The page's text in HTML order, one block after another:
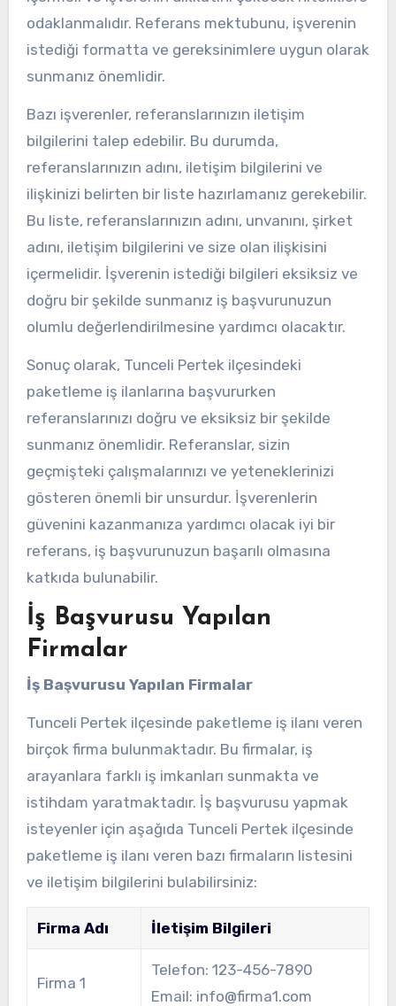
odaklanmalıdır. Referans mektubunu, işverenin
istediği formatta ve gereksinimlere uygun olarak
sunmanız önemlidir.
Bazı işverenler, referanslarınızın iletişim
bilgilerini talep edebilir. Bu durumda,
referanslarınızın adını, iletişim bilgilerini ve
ilişkinizi belirten bir liste hazırlamanız gerekebilir.
Bu liste, referanslarınızın adını, unvanını, şirket
adını, iletişim bilgilerini ve size olan ilişkisini
içermelidir. İşverenin istediği bilgileri eksiksiz ve
doğru bir şekilde sunmanız iş başvurunuzun
olumlu değerlendirilmesine yardımcı olacaktır.
Sonuç olarak, Tunceli Pertek ilçesindeki
paketleme iş ilanlarına başvururken
referanslarınızı doğru ve eksiksiz bir şekilde
sunmanız önemlidir. Referanslar, sizin
geçmişteki çalışmalarınızı ve yeteneklerinizi
gösteren önemli bir unsurdur. İşverenlerin
güvenini kazanmanıza yardımcı olacak iyi bir
referans, iş başvurunuzun başarılı olmasına
katkıda bulunabilir.
İş Başvurusu Yapılan
Firmalar
İş Başvurusu Yapılan Firmalar
Tunceli Pertek ilçesinde paketleme iş ilanı veren
birçok firma bulunmaktadır. Bu firmalar, iş
arayanlara farklı iş imkanları sunmakta ve
istihdam yaratmaktadır. İş başvurusu yapmak
isteyenler için aşağıda Tunceli Pertek ilçesinde
paketleme iş ilanı veren bazı firmaların listesini
ve iletişim bilgilerini bulabilirsiniz:
Firma Adı İletişim Bilgileri
Firma 1
Telefon: 123-456-7890
Email: info@firma1.com